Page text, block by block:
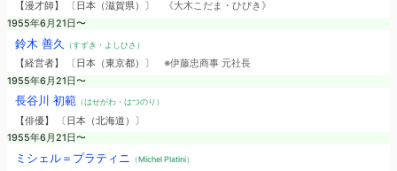
【漫才師】 〔日本（滋賀県）〕
《大木こだま・ひびき》
1955年6月21日〜
鈴木 善久 （すずき・よしひさ）
【経営者】 〔日本（東京都）〕 ※伊藤忠商事 元社長
1955年6月21日〜
長谷川 初範（はせがわ・はつのり）
【俳優】 〔日本（北海道）〕
1955年6月21日〜
ミシェル＝プラティニ （Michel Platini）